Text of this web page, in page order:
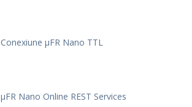
Conexiune μFR Nano TTL
μFR Nano Online REST Services